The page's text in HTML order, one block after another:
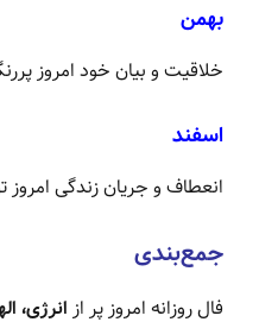
بهمن
خلاقیت و بیان خود امروز
اسفند
انعطاف و جریان زندگی
جمع‌بندی
فال روزانه امروز پر از انرژی،